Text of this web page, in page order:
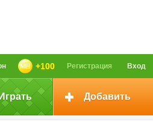
Вход
Регистрация
+100
Добавить